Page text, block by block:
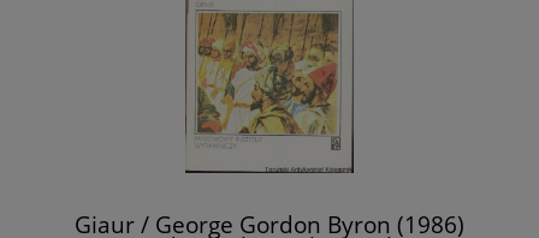
Giaur / George Gordon Byron (1986)